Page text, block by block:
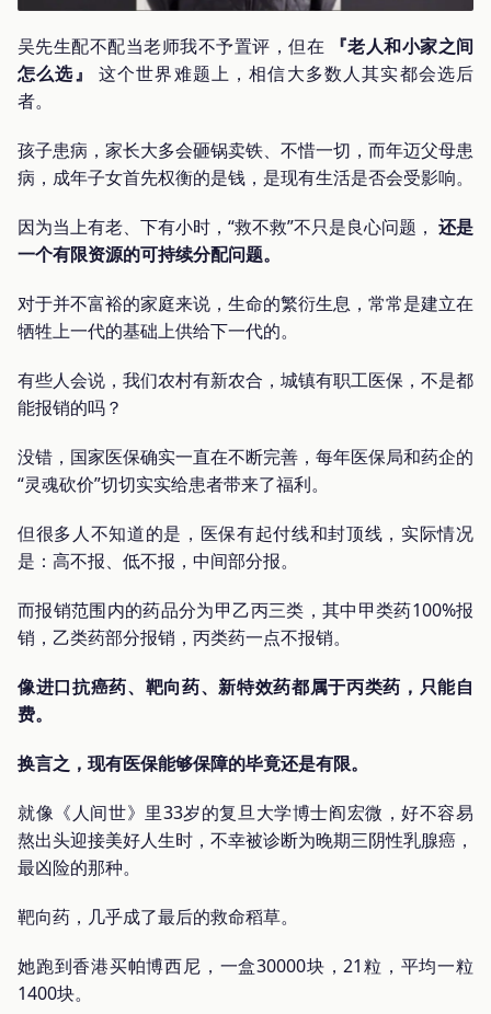
吴先生配不配当老师我不予置评，但在
『老人和小家之间
怎么选』
这个世界难题上，相信大多数人其实都会选后
者。
孩子患病，家长大多会砸锅卖铁、不惜一切，而年迈父母患
病，成年子女首先权衡的是钱，是现有生活是否会受影响。
因为当上有老、下有小时，“救不救”不只是良心问题， 还是
一个有限资源的可持续分配问题。
对于并不富裕的家庭来说，生命的繁衍生息，常常是建立在
牺牲上一代的基础上供给下一代的。
有些人会说，我们农村有新农合，城镇有职工医保，不是都
能报销的吗？
没错，国家医保确实一直在不断完善，每年医保局和药企的
“灵魂砍价”切切实实给患者带来了福利。
但很多人不知道的是，医保有起付线和封顶线，实际情况
是：高不报、低不报，中间部分报。
而报销范围内的药品分为甲乙丙三类，其中甲类药100%报
销，乙类药部分报销，丙类药一点不报销。
像进口抗癌药、靶向药、新特效药都属于丙类药，只能自
费。
换言之，现有医保能够保障的毕竟还是有限。
就像《人间世》里33岁的复旦大学博士阎宏微，好不容易
熬出头迎接美好人生时，不幸被诊断为晚期三阴性乳腺癌，
最凶险的那种。
靶向药，几乎成了最后的救命稻草。
她跑到香港买帕博西尼，一盒30000块，21粒，平均一粒
1400块。